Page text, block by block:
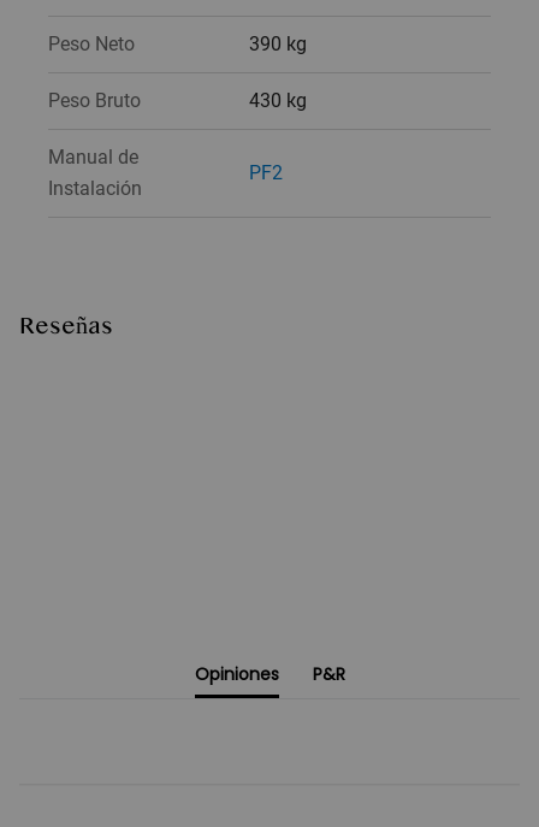
Peso Neto 390 kg
Peso Bruto 430 kg
Manual de
Instalación
PF2
Reseñas
Opiniones P&R